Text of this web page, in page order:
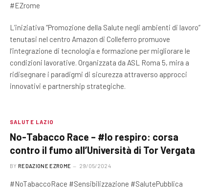
#EZrome
L’iniziativa “Promozione della Salute negli ambienti di lavoro”
tenutasi nel centro Amazon di Colleferro promuove
l’integrazione di tecnologia e formazione per migliorare le
condizioni lavorative. Organizzata da ASL Roma 5, mira a
ridisegnare i paradigmi di sicurezza attraverso approcci
innovativi e partnership strategiche.
SALUTE LAZIO
No-Tabacco Race – #Io respiro: corsa
contro il fumo all’Università di Tor Vergata
BY REDAZIONE EZROME 29/05/2024
#NoTabaccoRace #Sensibilizzazione #SalutePubblica